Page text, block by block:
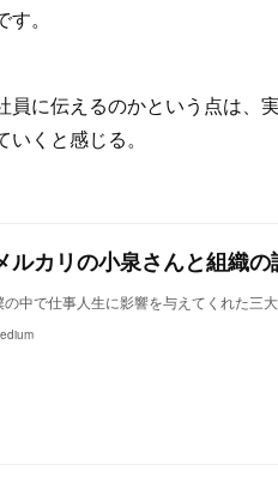
。
員に伝えるのかという点は、
くと感じる。
の中で仕事人生に影響を与えてくれた三